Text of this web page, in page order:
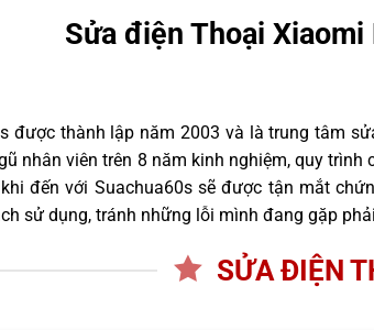
Sửa điện Thoại Xiaomi
được thành lập năm 2003 và là trung tâm
nhân viên trên 8 năm kinh nghiệm, quy
đến với Suachua60s sẽ được tận mắt
sử dụng, tránh những lỗi mình đang gặp
SỬA ĐIỆN